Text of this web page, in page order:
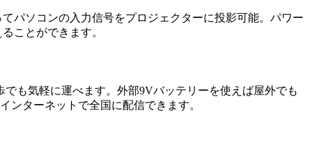
パソコンの入力信号をプロジェクターに投影可能。パワー
ことができます。
も気軽に運べます。外部9Vバッテリーを使えば屋外でも
ターネットで全国に配信できます。